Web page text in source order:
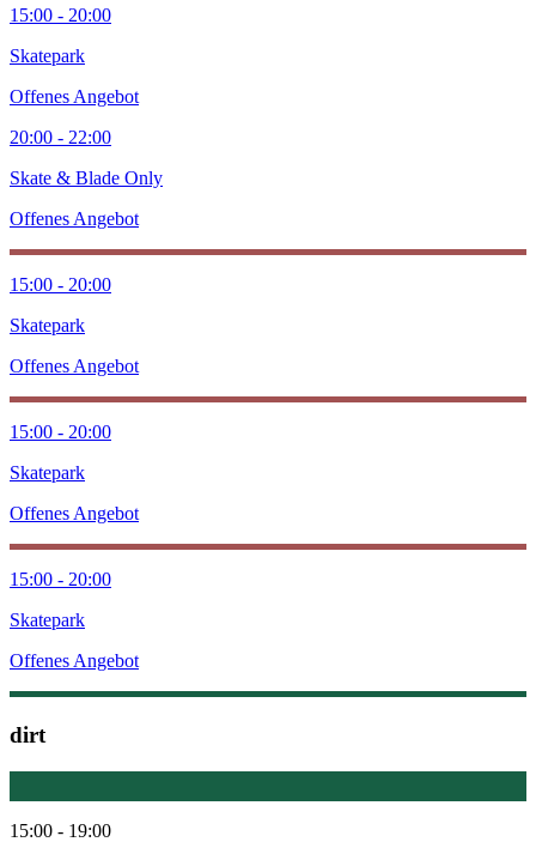
15:00 - 20:00
Skatepark
Offenes Angebot
20:00 - 22:00
Skate & Blade Only
Offenes Angebot
15:00 - 20:00
Skatepark
Offenes Angebot
15:00 - 20:00
Skatepark
Offenes Angebot
15:00 - 20:00
Skatepark
Offenes Angebot
dirt
15:00 - 19:00